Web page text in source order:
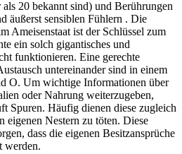
20 bekannt sind) und Berührungen
äußerst sensiblen Fühlern . Die
Ameisenstaat ist der Schlüssel zum
ein solch gigantisches und
funktionieren. Eine gerechte
untereinander sind in einem
O. Um wichtige Informationen über
oder Nahrung weiterzugeben,
Spuren. Häufig dienen diese zugleich
eigenen Nestern zu töten. Diese
dass die eigenen Besitzansprüche
werden.